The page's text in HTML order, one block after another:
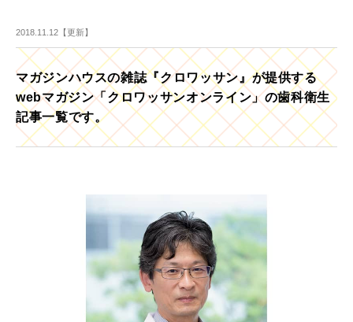
2018.11.12【更新】
マガジンハウスの雑誌『クロワッサン』が提供する
webマガジン「クロワッサンオンライン」の歯科衛生
記事一覧です。